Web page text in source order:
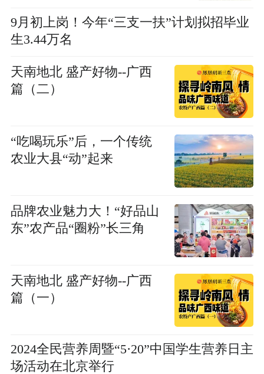
9月初上岗！今年“三支一扶”计划拟招毕业
生3.44万名
天南地北 盛产好物--广西
篇（二）
“吃喝玩乐”后，一个传统
农业大县“动”起来
品牌农业魅力大！“好品山
东”农产品“圈粉”长三角
天南地北 盛产好物--广西
篇（一）
2024全民营养周暨“5·20”中国学生营养日主
场活动在北京举行